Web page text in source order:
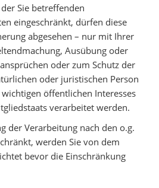
Sie betreffenden
eingeschränkt, dürfen diese
abgesehen – nur mit Ihrer
Ausübung oder
oder zum Schutz der
oder juristischen Person
öffentlichen Interesses
verarbeitet werden.
der Verarbeitung nach den o.g.
werden Sie von dem
bevor die Einschränkung